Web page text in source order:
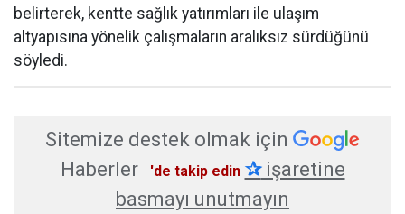
belirterek, kentte sağlık yatırımları ile ulaşım
altyapısına yönelik çalışmaların aralıksız sürdüğünü
söyledi.
Sitemize destek olmak için
Haberler
'de takip edin ✰işaretine
basmayı unutmayın